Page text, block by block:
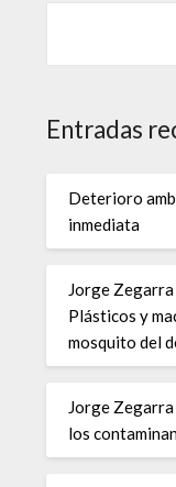
Entradas
Deterioro
inmediata
Jorge
Plásticos y
mosquito del
Jorge
los